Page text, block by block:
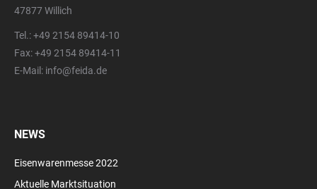
47877 Willich
Tel.: +49 2154 89414-10
Fax: +49 2154 89414-11
E-Mail: info@feida.de
NEWS
Eisenwarenmesse 2022
Aktuelle Marktsituation